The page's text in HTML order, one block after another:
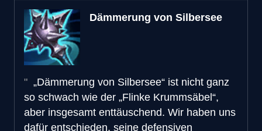
Dämmerung von Silbersee
„Dämmerung von Silbersee“ ist nicht ganz
so schwach wie der „Flinke Krummsäbel“,
aber insgesamt enttäuschend. Wir haben uns
dafür entschieden, seine defensiven